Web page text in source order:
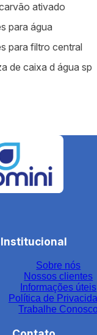
ativado
para água
para filtro central
de caixa d água sp
tratamento de água
filtrantes
indústria
para água
industrial
para tratamento
Institucional
Sobre nós
Nossos clientes
Informações úteis
Política de
Trabalhe Conosco